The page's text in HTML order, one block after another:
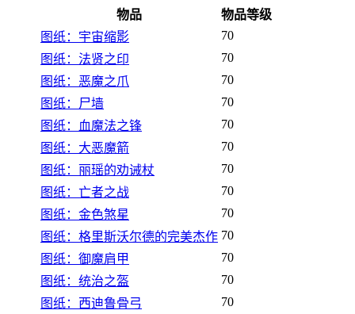
物品
物品等级
图纸：宇宙缩影
70
图纸：法贤之印
70
图纸：恶魔之爪
70
图纸：尸墙
70
图纸：血魔法之锋
70
图纸：大恶魔箭
70
图纸：丽瑶的劝诫杖
70
图纸：亡者之战
70
图纸：金色煞星
70
图纸：格里斯沃尔德的完美杰作 70
图纸：御魔肩甲
70
图纸：统治之盔
70
图纸：西迪鲁骨弓
70